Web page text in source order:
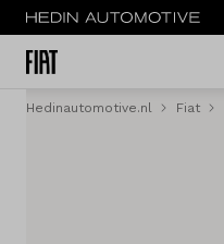
Menu
Hedinautomotive.nl Fiat